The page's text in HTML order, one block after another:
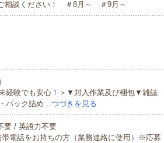
相談ください！ ＃8月～ ＃9月～
経験でも安心！＞▼封入作業及び梱包▼雑誌
パック詰め…つづきを見る
要 / 英語力不要
話をお持ちの方（業務連絡に使用）※応募